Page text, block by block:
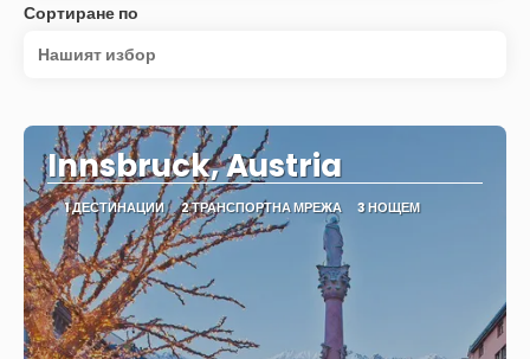
Сортиране по
Нашият избор
Innsbruck, Austria
1 ДЕСТИНАЦИИ 2 ТРАНСПОРТНА МРЕЖА 3 НОЩЕМ